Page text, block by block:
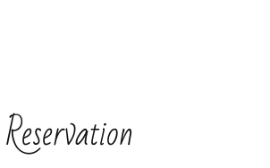
Reservation